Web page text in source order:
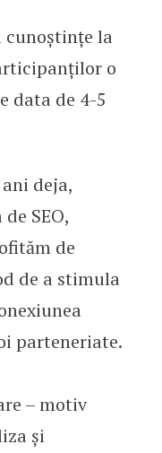
din
cunoștințe la
o
data de 4-5
deja,
SEO,
de
de a stimula
parteneriate.
– motiv
și